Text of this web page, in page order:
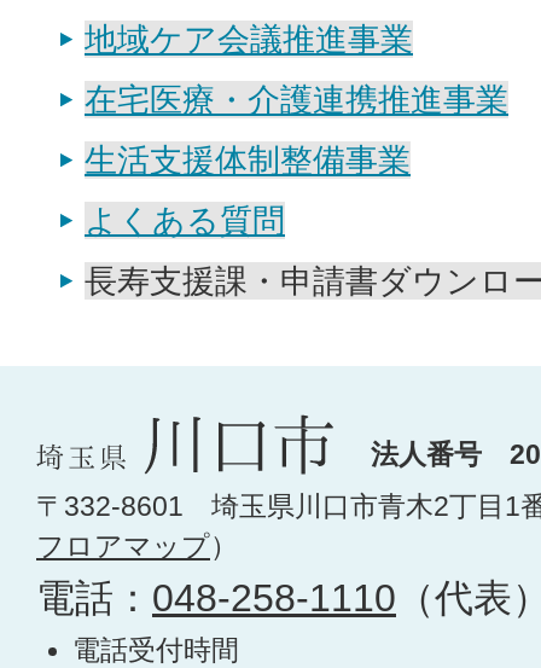
地域ケア会議推進事業
在宅医療・介護連携推進事業
生活支援体制整備事業
よくある質問
長寿支援課・申請書ダウンロ
法人番号
〒332-8601 埼玉県川口市青木2丁目1
フロアマップ）
電話： 048-258-1110 （代表
電話受付時間